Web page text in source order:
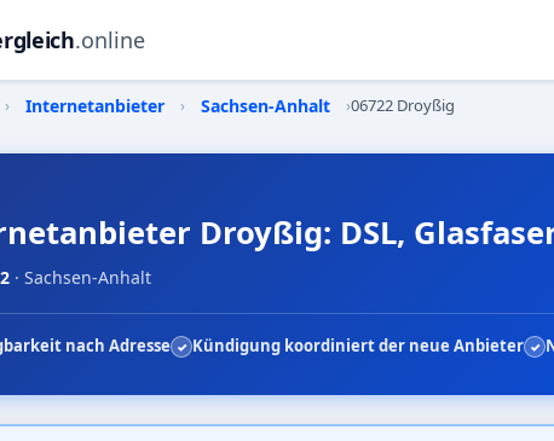
.online
› Internetanbieter › Sachsen-Anhalt ›06722 Droyßig
Droyßig: DSL,
· Sachsen-Anhalt
nach Adresse Kündigung koordiniert der neue Anbieter